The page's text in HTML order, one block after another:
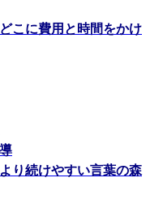
こに費用と時間をかけ
り続けやすい言葉の森